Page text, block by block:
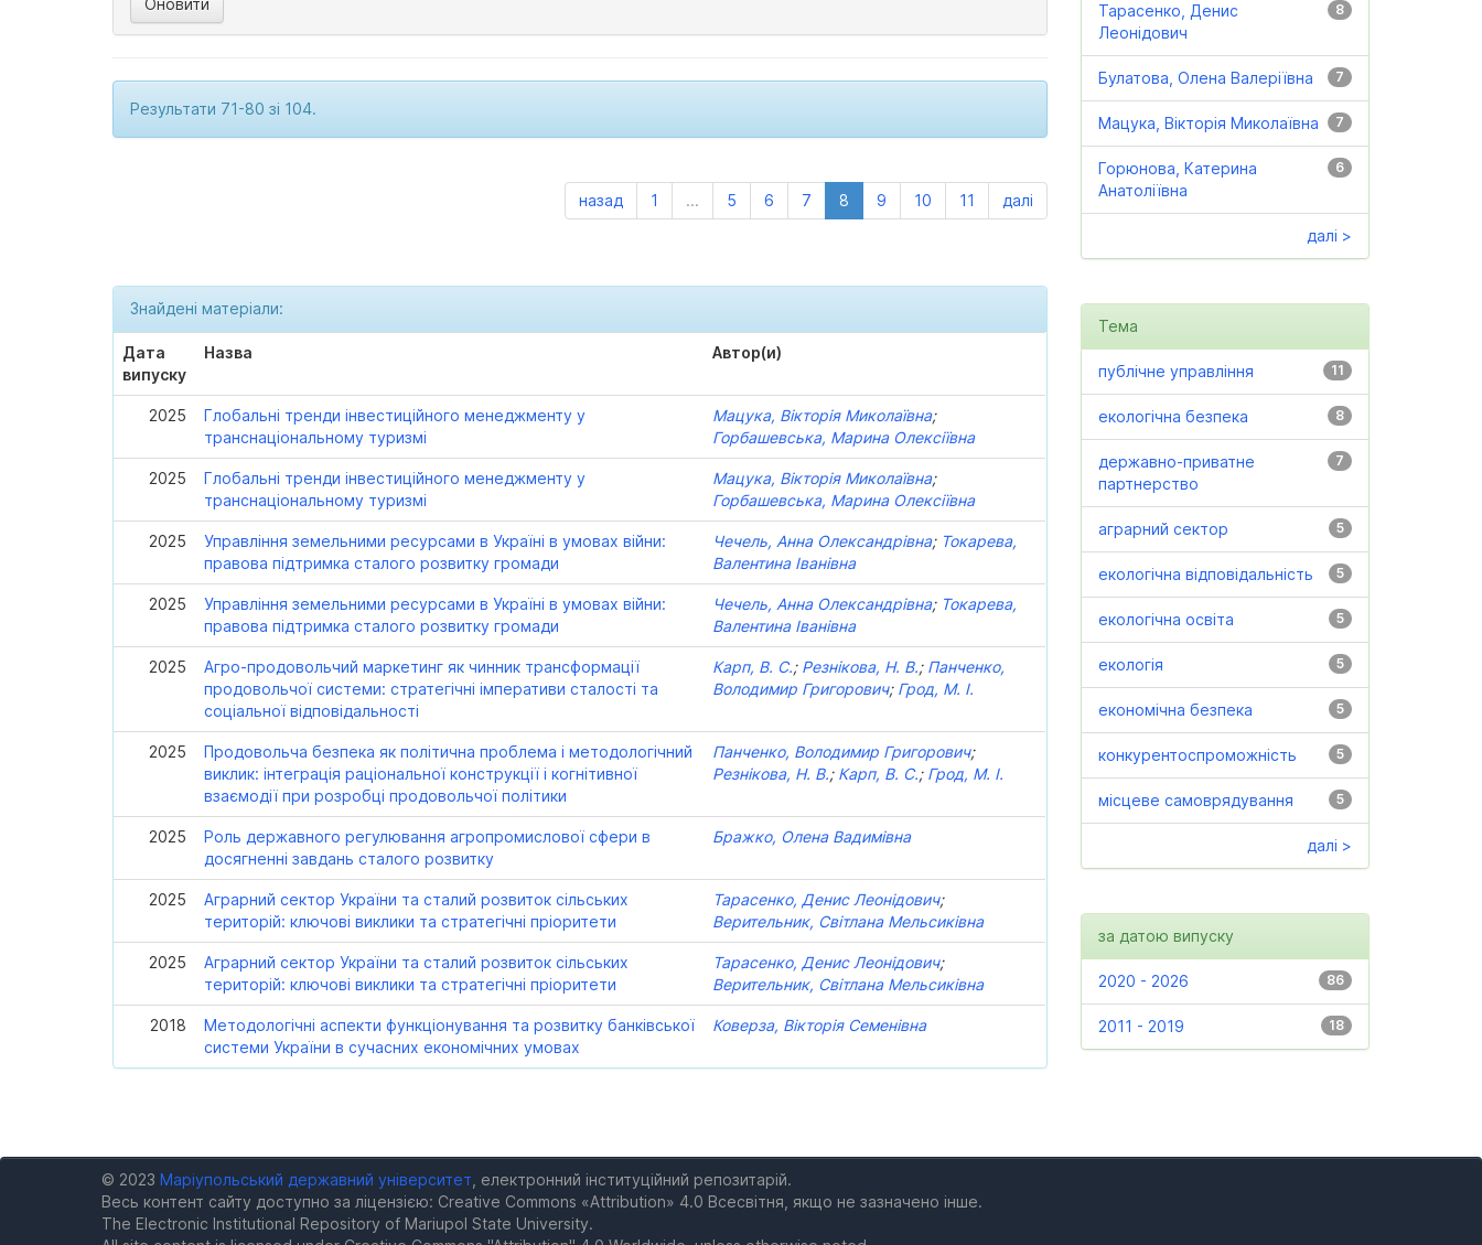
Результати 71-80 зі 104.
назад 1 ... 5 6 7 8 9 10 11 далі
Знайдені матеріали:
Дата
випуску
Назва Автор(и)
2025
Глобальні тренди інвестиційного менеджменту у
транснаціональному туризмі
Мацука, Вікторія Миколаївна;
Горбашевська, Марина Олексіївна
2025
Глобальні тренди інвестиційного менеджменту у
транснаціональному туризмі
Мацука, Вікторія Миколаївна;
Горбашевська, Марина Олексіївна
2025
Управління земельними ресурсами в Україні в умовах війни:
правова підтримка сталого розвитку громади
Чечель, Анна Олександрівна; Токарева,
Валентина Іванівна
2025
Управління земельними ресурсами в Україні в умовах війни:
правова підтримка сталого розвитку громади
Чечель, Анна Олександрівна; Токарева,
Валентина Іванівна
2025
Агро-продовольчий маркетинг як чинник трансформації
продовольчої системи: стратегічні імперативи сталості та
соціальної відповідальності
Карп, В. С.; Резнікова, Н. В.; Панченко,
Володимир Григорович; Грод, М. І.
2025
Продовольча безпека як політична проблема і методологічний
виклик: інтеграція раціональної конструкції і когнітивної
взаємодії при розробці продовольчої політики
Панченко, Володимир Григорович;
Резнікова, Н. В.; Карп, В. С.; Грод, М. І.
2025
Роль державного регулювання агропромислової сфери в
досягненні завдань сталого розвитку
Бражко, Олена Вадимівна
2025
Аграрний сектор України та сталий розвиток сільських
територій: ключові виклики та стратегічні пріоритети
Тарасенко, Денис Леонідович;
Верительник, Світлана Мельсиківна
2025
Аграрний сектор України та сталий розвиток сільських
територій: ключові виклики та стратегічні пріоритети
Тарасенко, Денис Леонідович;
Верительник, Світлана Мельсиківна
2018
Методологічні аспекти функціонування та розвитку банківської
системи України в сучасних економічних умовах
Коверза, Вікторія Семенівна
8
Тарасенко, Денис
Леонідович
7
Булатова, Олена Валеріївна
7
Мацука, Вікторія Миколаївна
6
Горюнова, Катерина
Анатоліївна
далі >
Тема
11
публічне управління
8
екологічна безпека
7
державно-приватне
партнерство
5
аграрний сектор
5
екологічна відповідальність
5
екологічна освіта
5
екологія
5
економічна безпека
5
конкурентоспроможність
5
місцеве самоврядування
далі >
за датою випуску
86
2020 - 2026
18
2011 - 2019
© 2023 Маріупольський державний університет , електронний інституційний репозитарій.
Весь контент сайту доступно за ліцензією: Creative Commons «Attribution» 4.0 Всесвітня, якщо не зазначено інше.
The Electronic Institutional Repository of Mariupol State University.